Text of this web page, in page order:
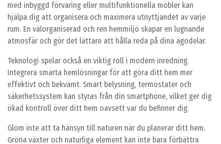
med inbyggd förvaring eller multifunktionella möbler kan
hjälpa dig att organisera och maximera utnyttjandet av varje
rum. En välorganiserad och ren hemmiljö skapar en lugnande
atmosfär och gör det lättare att hålla reda på dina ägodelar.
Teknologi spelar också en viktig roll i modern inredning.
Integrera smarta hemlösningar för att göra ditt hem mer
effektivt och bekvämt. Smart belysning, termostater och
säkerhetssystem kan styras från din smartphone, vilket ger dig
ökad kontroll över ditt hem oavsett var du befinner dig.
Glöm inte att ta hänsyn till naturen när du planerar ditt hem.
Gröna växter och naturliga element kan inte bara förbättra